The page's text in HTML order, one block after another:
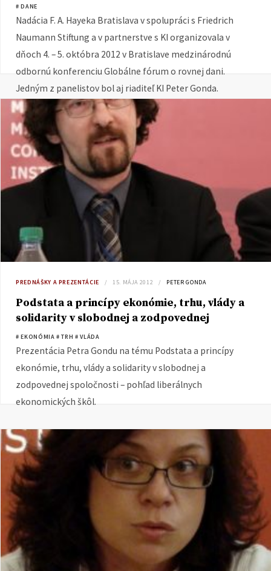
# DANE
Nadácia F. A. Hayeka Bratislava v spolupráci s Friedrich
Naumann Stiftung a v partnerstve s KI organizovala v
dňoch 4. – 5. októbra 2012 v Bratislave medzinárodnú
odbornú konferenciu Globálne fórum o rovnej dani.
Jedným z panelistov bol aj riaditeľ KI Peter Gonda.
PREDNÁŠKY A PREZENTÁCIE 15. MÁJA 2012 PETER GONDA
Podstata a princípy ekonómie, trhu, vlády a
solidarity v slobodnej a zodpovednej
spoločnosti – pohľad liberálnych
ekonomických škôl
# EKONÓMIA # TRH # VLÁDA
Prezentácia Petra Gondu na tému Podstata a princípy
ekonómie, trhu, vlády a solidarity v slobodnej a
zodpovednej spoločnosti – pohľad liberálnych
ekonomických škôl.